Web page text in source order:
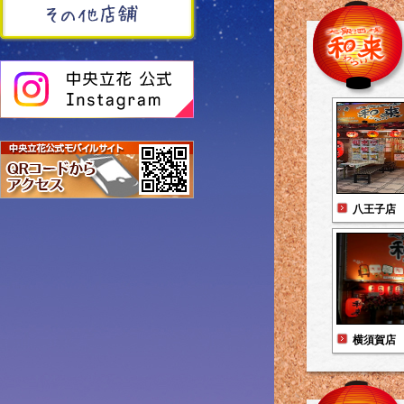
八王子店
横須賀店